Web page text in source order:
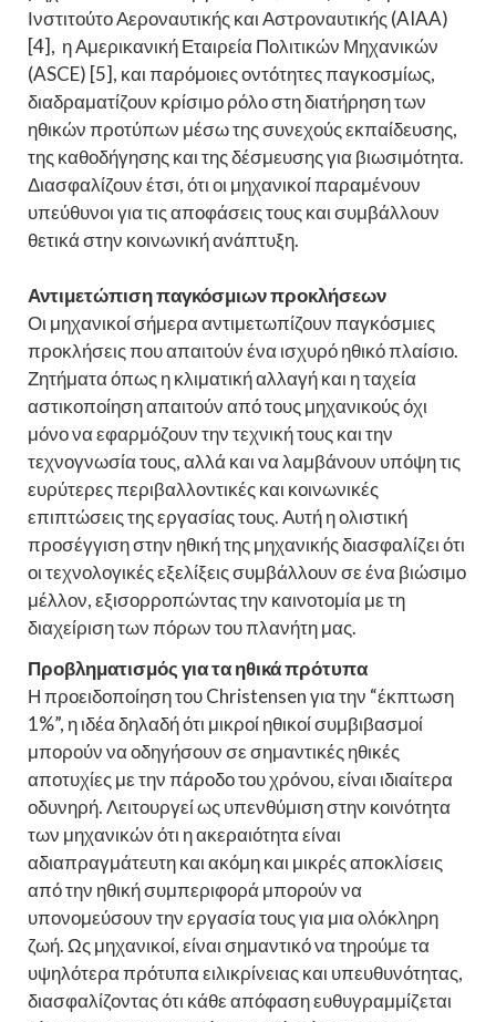
Ινστιτούτο Αεροναυτικής και Αστροναυτικής (AIAA)
[4], η Αμερικανική Εταιρεία Πολιτικών Μηχανικών
(ASCE) [5], και παρόμοιες οντότητες παγκοσμίως,
διαδραματίζουν κρίσιμο ρόλο στη διατήρηση των
ηθικών προτύπων μέσω της συνεχούς εκπαίδευσης,
της καθοδήγησης και της δέσμευσης για βιωσιμότητα.
Διασφαλίζουν έτσι, ότι οι μηχανικοί παραμένουν
υπεύθυνοι για τις αποφάσεις τους και συμβάλλουν
θετικά στην κοινωνική ανάπτυξη.
Αντιμετώπιση παγκόσμιων προκλήσεων
Οι μηχανικοί σήμερα αντιμετωπίζουν παγκόσμιες
προκλήσεις που απαιτούν ένα ισχυρό ηθικό πλαίσιο.
Ζητήματα όπως η κλιματική αλλαγή και η ταχεία
αστικοποίηση απαιτούν από τους μηχανικούς όχι
μόνο να εφαρμόζουν την τεχνική τους και την
τεχνογνωσία τους, αλλά και να λαμβάνουν υπόψη τις
ευρύτερες περιβαλλοντικές και κοινωνικές
επιπτώσεις της εργασίας τους. Αυτή η ολιστική
προσέγγιση στην ηθική της μηχανικής διασφαλίζει ότι
οι τεχνολογικές εξελίξεις συμβάλλουν σε ένα βιώσιμο
μέλλον, εξισορροπώντας την καινοτομία με τη
διαχείριση των πόρων του πλανήτη μας.
Προβληματισμός για τα ηθικά πρότυπα
Η προειδοποίηση του Christensen για την “έκπτωση
1%”, η ιδέα δηλαδή ότι μικροί ηθικοί συμβιβασμοί
μπορούν να οδηγήσουν σε σημαντικές ηθικές
αποτυχίες με την πάροδο του χρόνου, είναι ιδιαίτερα
οδυνηρή. Λειτουργεί ως υπενθύμιση στην κοινότητα
των μηχανικών ότι η ακεραιότητα είναι
αδιαπραγμάτευτη και ακόμη και μικρές αποκλίσεις
από την ηθική συμπεριφορά μπορούν να
υπονομεύσουν την εργασία τους για μια ολόκληρη
ζωή. Ως μηχανικοί, είναι σημαντικό να τηρούμε τα
υψηλότερα πρότυπα ειλικρίνειας και υπευθυνότητας,
διασφαλίζοντας ότι κάθε απόφαση ευθυγραμμίζεται